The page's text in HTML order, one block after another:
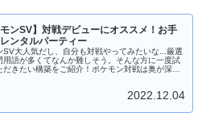
モンSV】対戦デビューにオススメ！お手
ンタルパーティー
SV大人気だし、自分も対戦やってみたいな...厳選
用語が多くてなんか難しそう。そんな方に一度試
だきたい構築をご紹介！ポケモン対戦は奥が深く
2022.12.04